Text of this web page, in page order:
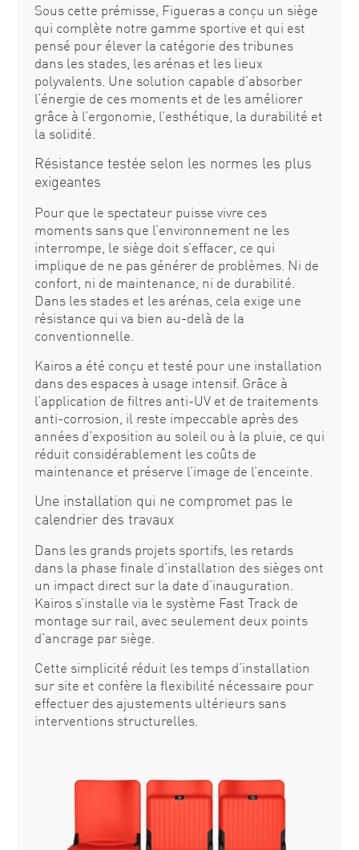
Sous cette prémisse, Figueras a conçu un siège
qui complète notre gamme sportive et qui est
pensé pour élever la catégorie des tribunes
dans les stades, les arénas et les lieux
polyvalents. Une solution capable d’absorber
l’énergie de ces moments et de les améliorer
grâce à l’ergonomie, l’esthétique, la durabilité et
la solidité.
Résistance testée selon les normes les plus
exigeantes
Pour que le spectateur puisse vivre ces
moments sans que l’environnement ne les
interrompe, le siège doit s’effacer, ce qui
implique de ne pas générer de problèmes. Ni de
confort, ni de maintenance, ni de durabilité.
Dans les stades et les arénas, cela exige une
résistance qui va bien au-delà de la
conventionnelle.
Kairos a été conçu et testé pour une installation
dans des espaces à usage intensif. Grâce à
l’application de filtres anti-UV et de traitements
anti-corrosion, il reste impeccable après des
années d’exposition au soleil ou à la pluie, ce qui
réduit considérablement les coûts de
maintenance et préserve l’image de l’enceinte.
Une installation qui ne compromet pas le
calendrier des travaux
Dans les grands projets sportifs, les retards
dans la phase finale d’installation des sièges ont
un impact direct sur la date d’inauguration.
Kairos s’installe via le système Fast Track de
montage sur rail, avec seulement deux points
d’ancrage par siège.
Cette simplicité réduit les temps d’installation
sur site et confère la flexibilité nécessaire pour
effectuer des ajustements ultérieurs sans
interventions structurelles.